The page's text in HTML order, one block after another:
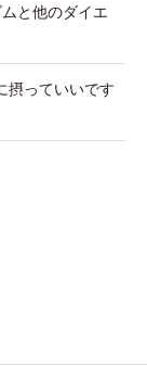
と他のダイエ
摂っていいです